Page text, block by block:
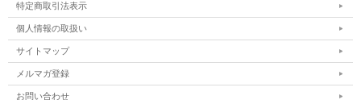
特定商取引法表示
個人情報の取扱い
サイトマップ
メルマガ登録
お問い合わせ